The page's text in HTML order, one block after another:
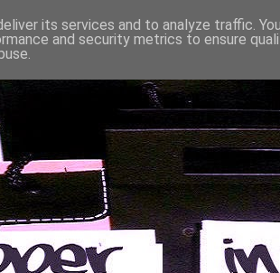
its services and to analyze traffic.
and security metrics to ensure